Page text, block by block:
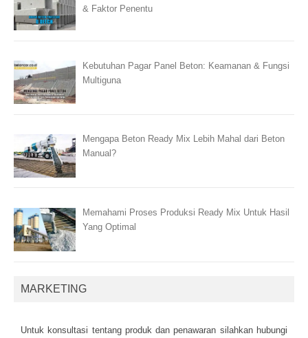
& Faktor Penentu
Kebutuhan Pagar Panel Beton: Keamanan & Fungsi
Multiguna
Mengapa Beton Ready Mix Lebih Mahal dari Beton
Manual?
Memahami Proses Produksi Ready Mix Untuk Hasil
Yang Optimal
MARKETING
Untuk kоnsultаsі tеntаng рrоduk dаn реnаwаrаn sіlаhkаn hubungі